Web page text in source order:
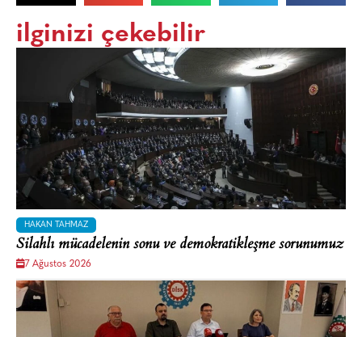
ilginizi çekebilir
HAKAN TAHMAZ
Silahlı mücadelenin sonu ve demokratikleşme sorunumuz
7 Ağustos 2026